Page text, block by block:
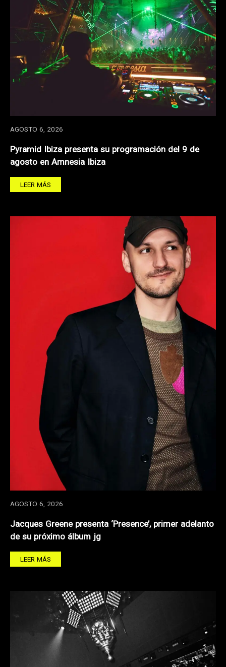
AGOSTO 6, 2026
Pyramid Ibiza presenta su programación del 9 de
agosto en Amnesia Ibiza
LEER MÁS
AGOSTO 6, 2026
Jacques Greene presenta ‘Presence’, primer adelanto
de su próximo álbum jg
LEER MÁS